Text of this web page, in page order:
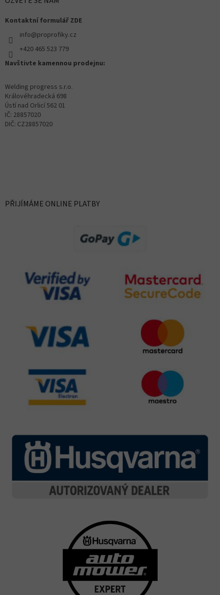
Kontaktní formulář ZDE
info@proprofiky.cz
+420 465 523 779
Navštivte kamennou prodejnu:
Welding progress s.r.o.
Královéhradecká 698
Ústí nad Orlicí 562 01
IČ: 28857020
DIČ: CZ28857020
PŘIJÍMÁME ONLINE PLATBY